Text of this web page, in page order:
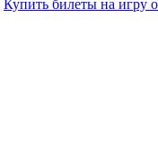
Купить билеты на игру